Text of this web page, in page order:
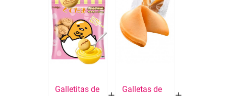
Galletitas de
Galletas de